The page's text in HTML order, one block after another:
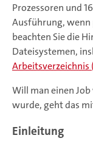
Prozessoren und
Ausführung, wenn
beachten Sie die
Dateisystemen,
Arbeitsverzeichnis
Will man einen
wurde, geht das
Einleitung